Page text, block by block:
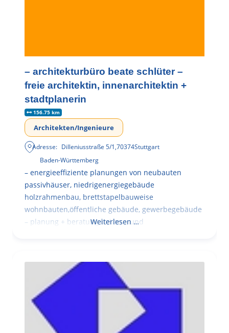
– architekturbüro beate schlüter –
freie architektin, innenarchitektin +
stadtplanerin
156.75 km
Architekten/Ingenieure
Adresse: Dilleniusstraße 5/1,70374Stuttgart
Baden-Württemberg
– energieeffiziente planungen von neubauten
passivhäuser, niedrigenergiegebäude
holzrahmenbau, brettstapelbauweise
wohnbauten,öffentliche gebäude, gewerbegebäude
– planung + beratung bei an – und
Weiterlesen …